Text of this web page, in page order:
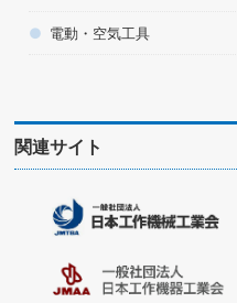
電動・空気工具
関連サイト